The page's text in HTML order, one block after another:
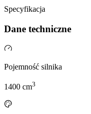
Specyfikacja
Dane techniczne
Pojemność silnika
1400 cm3